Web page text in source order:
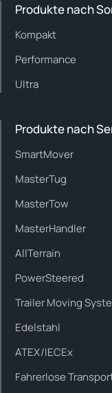
Produkte nach
Kompakt
Performance
Ultra
Produkte nach
SmartMover
MasterTug
MasterTow
MasterHandler
AllTerrain
PowerSteered
Trailer Moving
Edelstahl
ATEX/IECEx
Fahrerlose